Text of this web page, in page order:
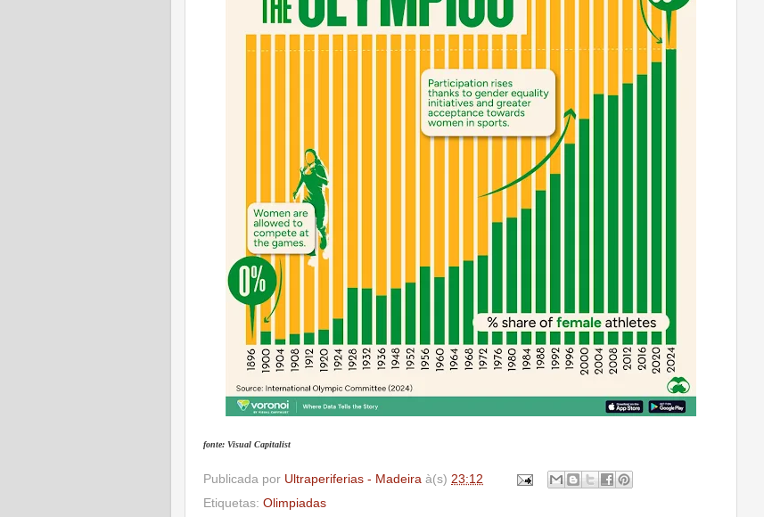
fonte: Visual Capitalist
Publicada por Ultraperiferias - Madeira à(s) 23:12
Etiquetas: Olimpiadas